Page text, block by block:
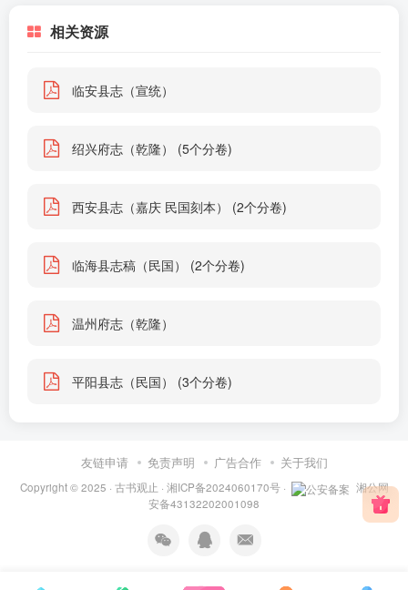
相关资源
临安县志（宣统）
绍兴府志（乾隆） (5个分卷)
西安县志（嘉庆 民国刻本） (2个分卷)
临海县志稿（民国） (2个分卷)
温州府志（乾隆）
平阳县志（民国） (3个分卷)
友链申请 免责声明 广告合作 关于我们
Copyright © 2025 · 古书观止 · 湘ICP备2024060170号·
湘公网
安备43132202001098